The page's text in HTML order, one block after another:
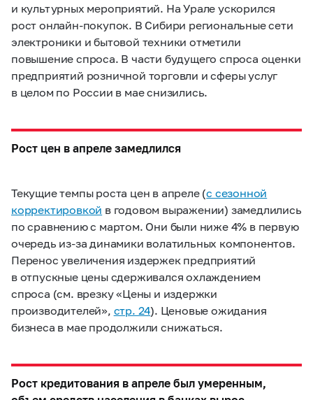
и культурных мероприятий. На Урале ускорился
рост онлайн-покупок. В Сибири региональные сети
электроники и бытовой техники отметили
повышение спроса. В части будущего спроса оценки
предприятий розничной торговли и сферы услуг
в целом по России в мае снизились.
Рост цен в апреле замедлился
Текущие темпы роста цен в апреле (с сезонной
корректировкой в годовом выражении) замедлились
по сравнению с мартом. Они были ниже 4% в первую
очередь из-за динамики волатильных компонентов.
Перенос увеличения издержек предприятий
в отпускные цены сдерживался охлаждением
спроса (см. врезку «Цены и издержки
производителей», стр. 24). Ценовые ожидания
бизнеса в мае продолжили снижаться.
Рост кредитования в апреле был умеренным,